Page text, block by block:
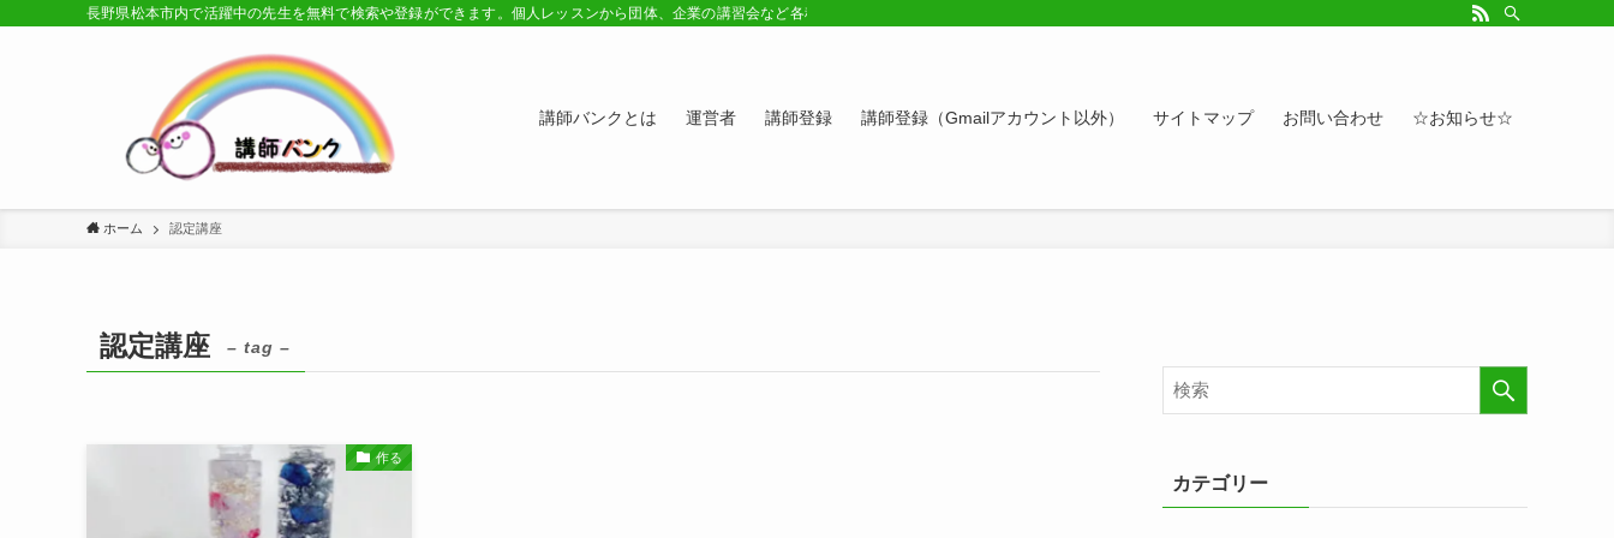
長野県松本市内で活躍中の先生を無料で検索や登録ができます。個人レッスンから団体、企業の講習会など各種講師の紹介ページ。学びたい方、スキルアップしたい方、お悩み相談など。カレンダーへのイベント情報や講座登録もど
講師バンクとは 運営者 講師登録 講師登録（Gmailアカウント以外） サイトマップ お問い合わせ ☆お知らせ☆
ホーム 認定講座
認定講座 – tag –
作る
カテゴリー